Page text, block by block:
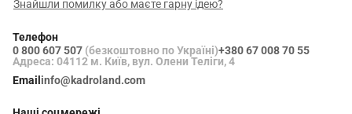
Знайшли помилку або маєте гарну ідею?
Телефон
0 800 607 507 (безкоштовно по Україні)+380 67 008 70 55
Адреса: 04112 м. Київ, вул. Олени Теліги, 4
Email info@kadroland.com